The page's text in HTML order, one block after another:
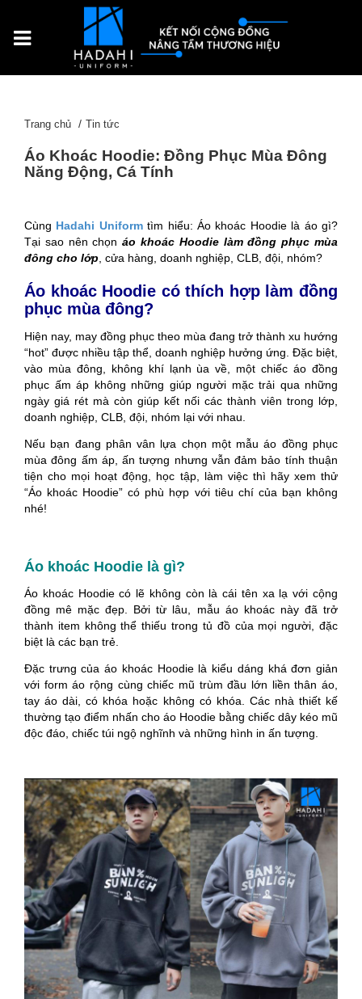
Trang chủ Tin tức
Áo Khoác Hoodie: Đồng Phục Mùa Đông
Năng Động, Cá Tính
Cùng Hadahi Uniformtìm hiểu: Áo khoác Hoodie là áo gì?
Tại sao nên chọnáo khoác Hoodie làm đồng phục mùa
đông cho lớp , cửa hàng, doanh nghiệp, CLB, đội, nhóm?
Áo khoác Hoodie có thích hợp làm đồng
phục mùa đông?
Hiện nay, may đồng phục theo mùa đang trở thành xu hướng
“hot” được nhiều tập thể, doanh nghiệp hưởng ứng. Đặc biệt,
vào mùa đông, không khí lạnh ùa về, một chiếc áo đồng
phục ấm áp không những giúp người mặc trải qua những
ngày giá rét mà còn giúp kết nối các thành viên trong lớp,
doanh nghiệp, CLB, đội, nhóm lại với nhau.
Nếu bạn đang phân vân lựa chọn một mẫu áo đồng phục
mùa đông ấm áp, ấn tượng nhưng vẫn đảm bảo tính thuận
tiện cho mọi hoạt động, học tập, làm việc thì hãy xem thử
“Áo khoác Hoodie” có phù hợp với tiêu chí của bạn không
nhé!
Áo khoác Hoodie là gì?
Áo khoác Hoodie có lẽ không còn là cái tên xa lạ với cộng
đồng mê mặc đẹp. Bởi từ lâu, mẫu áo khoác này đã trở
thành item không thể thiếu trong tủ đồ của mọi người, đặc
biệt là các bạn trẻ.
Đặc trưng của áo khoác Hoodie là kiểu dáng khá đơn giản
với form áo rộng cùng chiếc mũ trùm đầu lớn liền thân áo,
tay áo dài, có khóa hoặc không có khóa. Các nhà thiết kế
thường tạo điểm nhấn cho áo Hoodie bằng chiếc dây kéo mũ
độc đáo, chiếc túi ngộ nghĩnh và những hình in ấn tượng.